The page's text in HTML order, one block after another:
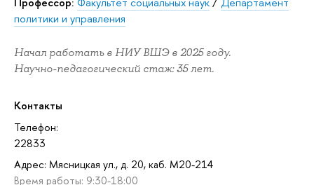
политики и управления
Начал работать в НИУ ВШЭ в 2025 году.
Научно-педагогический стаж: 35 лет.
Контакты
Телефон:
22833
Адрес: Мясницкая ул., д. 20, каб. М20-214
Время работы: 9:30-18:00